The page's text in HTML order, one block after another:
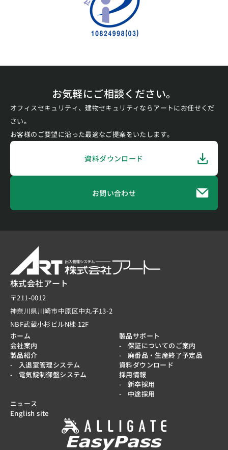
お気軽にご相談ください。
オフィスセキュリティ、建物セキュリティならアートにお任せくだ
さい。
お客様のご要望に沿った最適なご提案をいたします。
資料ダウンロード
お問い合わせ
株式会社アート
〒211-0012
神奈川県川崎市中原区中丸子13-2
NBF武蔵小杉ビルN棟 12F
ホーム
会社案内
製品紹介
入退室管理システム
電気錠制御盤システム
製品サポート
保証についてのご案内
廃番品・生産終了予定品
資料ダウンロード
採用情報
新卒採用
中途採用
ニュース
English site